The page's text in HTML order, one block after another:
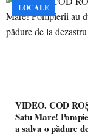
LOCALE
VIDEO. COD ROȘU. Zeci de hectare mistuite de
Satu Mare!
a salva o pădure